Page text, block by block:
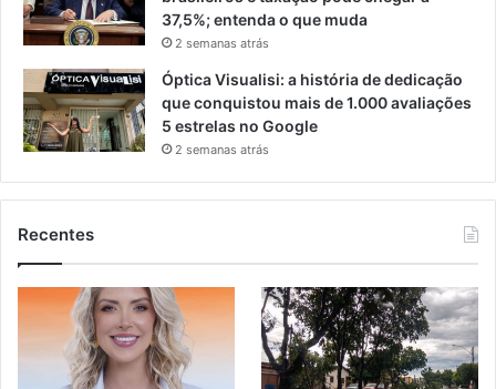
37,5%; entenda o que muda
2 semanas atrás
Óptica Visualisi: a história de dedicação
que conquistou mais de 1.000 avaliações
5 estrelas no Google
2 semanas atrás
Recentes